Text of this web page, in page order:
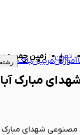
آموزشمربیانبلاگ تهران زمین چمن
مبارک
شهدای مبارک